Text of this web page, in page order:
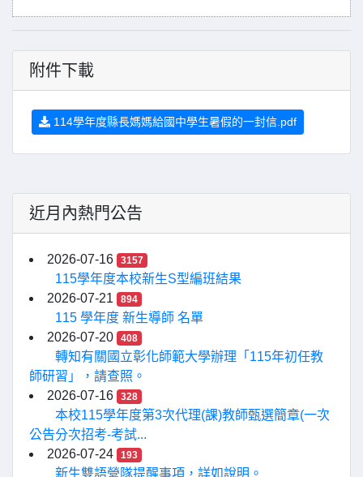
附件下載
114學年度縣長媽媽給國中學生暑假的一封信.pdf
近月內熱門公告
2026-07-16 3157
115學年度本校新生S型編班結果
2026-07-21
894
115 學年度 新生導師 名單
2026-07-20
408
轉知有關國立彰化師範大學辦理「115年初任教
師研習」，請查照。
2026-07-16
328
本校115學年度第3次代理(課)教師甄選簡章(一次
公告分次招考-考試...
2026-07-24
193
新生雙語營隊提醒事項，詳如說明。